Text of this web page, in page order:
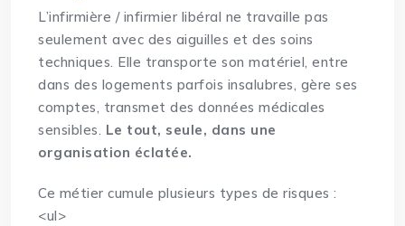
L’infirmière / infirmier libéral ne travaille pas
seulement avec des aiguilles et des soins
techniques. Elle transporte son matériel, entre
dans des logements parfois insalubres, gère ses
comptes, transmet des données médicales
sensibles. Le tout, seule, dans une
organisation éclatée.
Ce métier cumule plusieurs types de risques :
<ul>